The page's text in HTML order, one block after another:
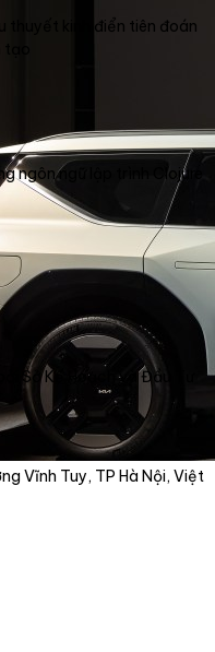
thuyết kinh điển tiên đoán
ngôn ngữ lập trình Clojure
Sở Kế Hoạch và Đầu Tư
Vĩnh Tuy, TP Hà Nội, Việt